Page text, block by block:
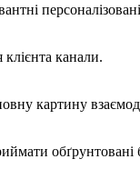
клієнта канали.
картину
обґрунтовані